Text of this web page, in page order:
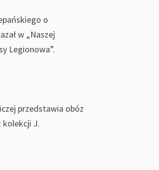
o
w „Naszej
Legionowa”.
przedstawia obóz
kolekcji J.